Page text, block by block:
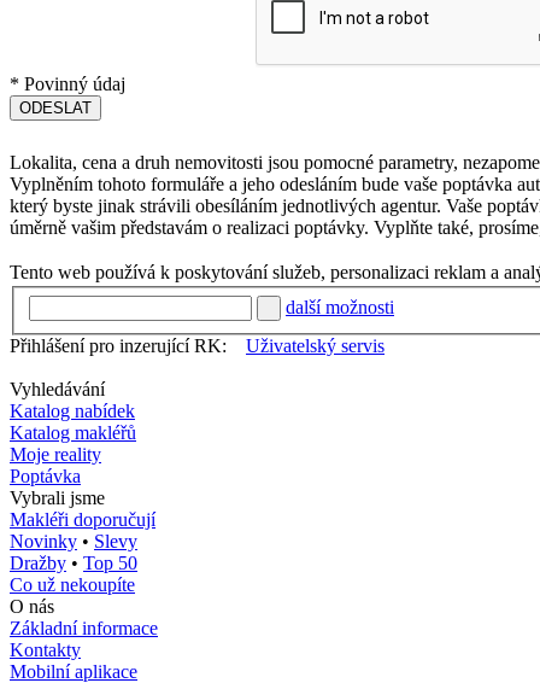
* Povinný údaj
Lokalita, cena a druh nemovitosti jsou pomocné parametry,
Vyplněním tohoto formuláře a jeho odesláním bude vaše poptávka
který byste jinak strávili obesíláním jednotlivých agentur. Vaše
úměrně vašim představám o realizaci poptávky. Vyplňte také,
Tento web používá k poskytování služeb, personalizaci reklam a
další možnosti
Přihlášení pro inzerující RK:
Uživatelský servis
Vyhledávání
Katalog nabídek
Katalog makléřů
Moje reality
Poptávka
Vybrali jsme
Makléři doporučují
Novinky • Slevy
Dražby • Top 50
Co už nekoupíte
O nás
Základní informace
Kontakty
Mobilní aplikace